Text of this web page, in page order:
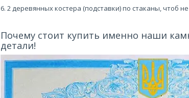
6. 2 деревянных костера (подставки) по стаканы, чтоб
Почему стоит купить именно наши
детали!